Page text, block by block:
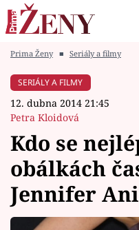
Módní alarm
Témata
Celebrity
Prima Ženy ■ Seriály a filmy
SERIÁLY A FILMY
12. dubna 2014 21:45
Petra Kloidová
Kdo se
obálkách
Jennifer